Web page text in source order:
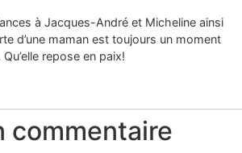
à Jacques-André et Micheline ainsi
d’une maman est toujours un moment
repose en paix!
commentaire